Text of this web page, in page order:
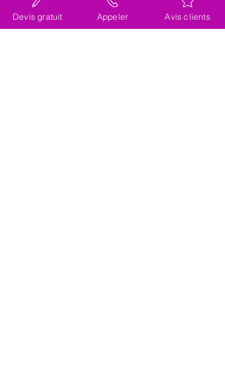
Comment se déroule une
Devis gratuit Appeler Avis clients